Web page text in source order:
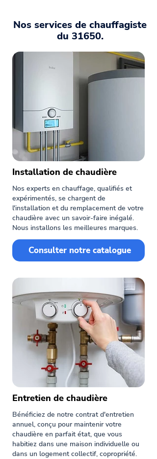
Nos services de chauffagiste
du 31650.
Installation de chaudière
Nos experts en chauffage, qualifiés et
expérimentés, se chargent de
l'installation et du remplacement de votre
chaudière avec un savoir-faire inégalé.
Nous installons les meilleures marques.
Consulter notre catalogue
Entretien de chaudière
Bénéficiez de notre contrat d'entretien
annuel, conçu pour maintenir votre
chaudière en parfait état, que vous
habitiez dans une maison individuelle ou
dans un logement collectif, copropriété.